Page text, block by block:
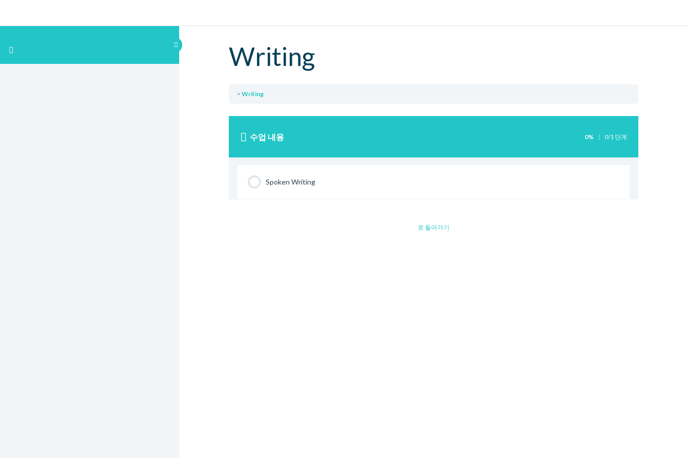
Writing
Writing
수업 내용 0% 0/1 단계
Spoken Writing
로 돌아가기